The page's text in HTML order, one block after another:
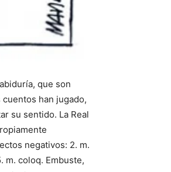
que son
han jugado,
su sentido. La Real
negativos: 2. m.
m. coloq. Embuste,